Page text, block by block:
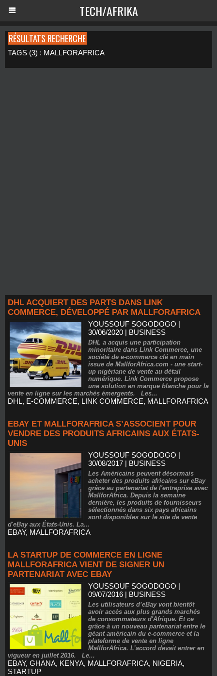
TECH/AFRIKA
RÉSULTATS RECHERCHE
TAGS (3) : MALLFORAFRICA
DHL ACQUIERT DES PARTS DANS LINK
COMMERCE, DÉVELOPPÉ PAR MALLFORAFRICA
YOUSSOUF SOGODOGO |
30/06/2020 | BUSINESS
DHL a acquis une participation
minoritaire dans Link Commerce, une
société de e-commerce clé en main
issue de MallforAfrica.com - une start-
up nigériane de vente au détail
numérique. Link Commerce propose
une solution en marque blanche pour la
vente en ligne sur les marchés émergents. Les...
DHL, E-COMMERCE, LINK COMMERCE, MALLFORAFRICA
EBAY ET MALLFORAFRICA S’ASSOCIENT POUR
VENDRE DES PRODUITS AFRICAINS AUX ÉTATS-
UNIS
YOUSSOUF SOGODOGO |
30/08/2017 | BUSINESS
Les Américains peuvent désormais
acheter des produits africains sur eBay
grâce au partenariat de l'entreprise avec
MallforAfrica. Depuis la semaine
dernière, les produits de fournisseurs
sélectionnés dans six pays africains
sont disponibles sur le site de vente
d'eBay aux États-Unis. La...
EBAY, MALLFORAFRICA
LA STARTUP DE COMMERCE EN LIGNE
MALLFORAFRICA VIENT DE SIGNER UN
PARTENARIAT AVEC EBAY
YOUSSOUF SOGODOGO |
09/07/2016 | BUSINESS
Les utilisateurs d’eBay vont bientôt
avoir accès aux plus grands marchés
de consommateurs d'Afrique. Et ce
grâce à un nouveau partenariat entre le
géant américain du e-commerce et la
plateforme de vente en ligne
MallforAfrica. L’accord devait entrer en
vigueur en juillet 2016. Le...
EBAY, GHANA, KENYA, MALLFORAFRICA, NIGERIA,
STARTUP